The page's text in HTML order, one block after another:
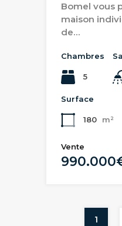
Bomel vous
maison
de…
Chambres
5
Surface
180 m²
Vente
1